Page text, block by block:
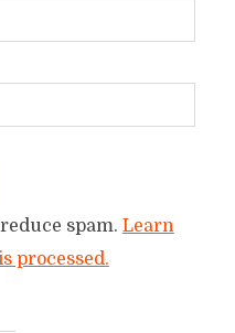
spam. Learn
processed.